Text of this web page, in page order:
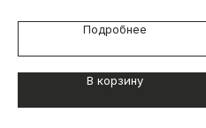
Подробнее
В корзину